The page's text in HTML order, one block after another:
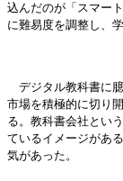
込んだのが「スマー
に難易度を調整し、
デジタル教科書に
市場を積極的に切り
る。教科書会社とい
ているイメージがあ
気があった。